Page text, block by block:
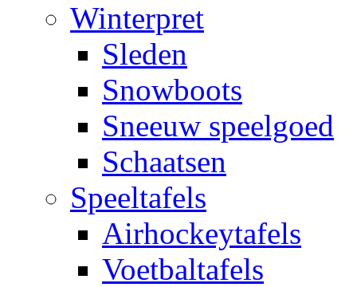
Winterpret
Sleden
Snowboots
Sneeuw speelgoed
Schaatsen
Speeltafels
Airhockeytafels
Voetbaltafels